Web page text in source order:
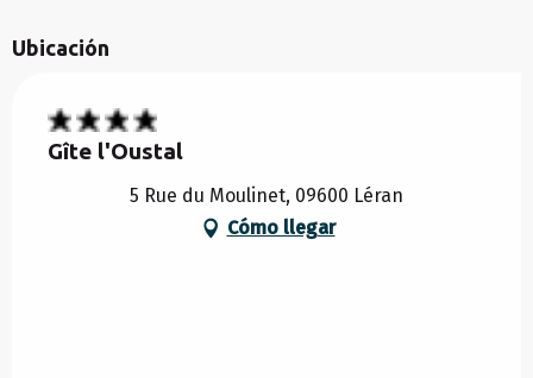
Ubicación
Gîte l'Oustal
5 Rue du Moulinet, 09600 Léran
Cómo llegar